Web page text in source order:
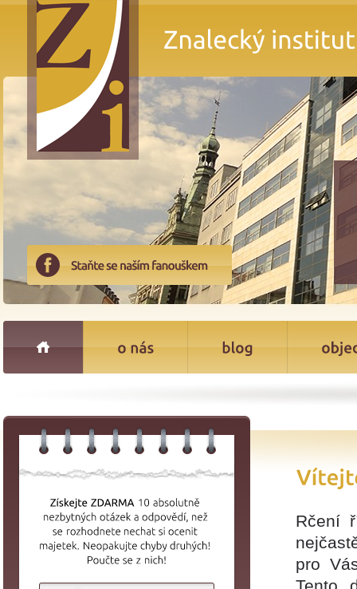
Rčení
pro
Tento